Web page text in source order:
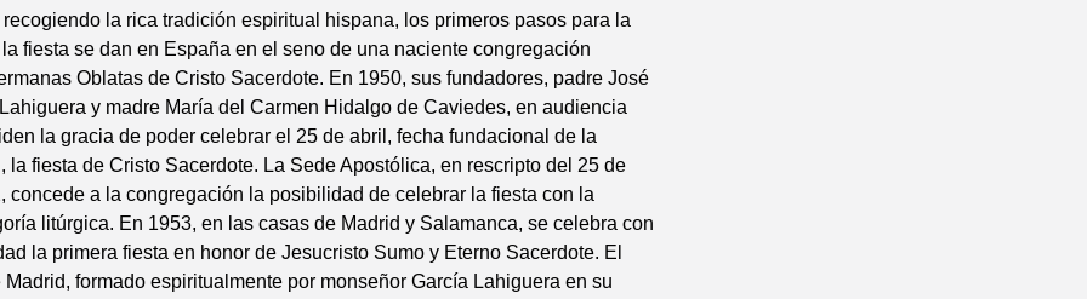
la rica tradición espiritual hispana, los primeros pasos para la
fiesta se dan en España en el seno de una naciente congregación
Oblatas de Cristo Sacerdote. En 1950, sus fundadores, padre José
y madre María del Carmen Hidalgo de Caviedes, en audiencia
la gracia de poder celebrar el 25 de abril, fecha fundacional de la
la fiesta de Cristo Sacerdote. La Sede Apostólica, en rescripto del 25 de
concede a la congregación la posibilidad de celebrar la fiesta con la
litúrgica. En 1953, en las casas de Madrid y Salamanca, se celebra con
la primera fiesta en honor de Jesucristo Sumo y Eterno Sacerdote. El
Madrid, formado espiritualmente por monseñor García Lahiguera en su